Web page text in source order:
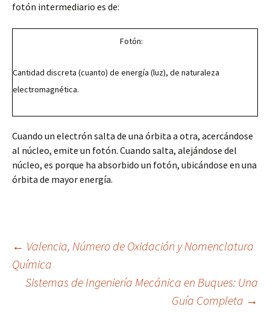
fotón intermediario es de:
Fotón:
Cantidad discreta (cuanto) de energía (luz), de naturaleza
electromagnética.
Cuando un electrón salta de una órbita a otra, acercándose
al núcleo, emite un fotón. Cuando salta, alejándose del
núcleo, es porque ha absorbido un fotón, ubicándose en una
órbita de mayor energía.
Navegación
de
← Valencia, Número de Oxidación y Nomenclatura
Química
Sistemas de Ingeniería Mecánica en Buques: Una
Guía Completa →